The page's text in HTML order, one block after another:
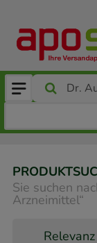
Sie suchen
Arzneimittel“